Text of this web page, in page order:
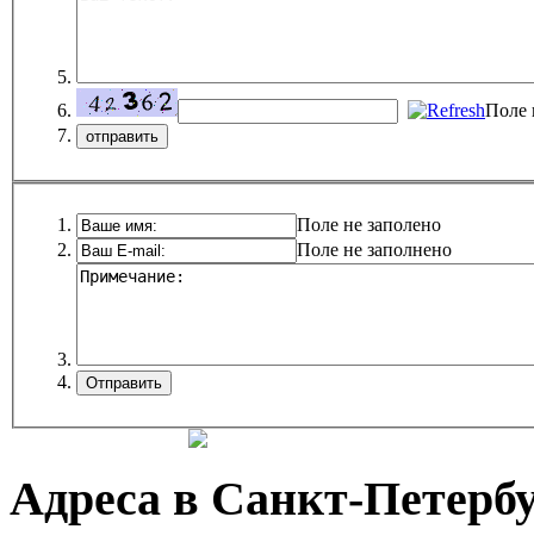
Поле
Поле не заполено
Поле не заполнено
Адреса в Санкт-